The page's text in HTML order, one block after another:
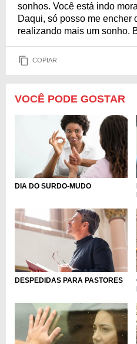
sonhos. Você está indo
Daqui, só posso me encher
realizando mais um sonho.
COPIAR
VOCÊ PODE GOSTAR
DIA DO SURDO-MUDO
DESPEDIDAS PARA PASTORES